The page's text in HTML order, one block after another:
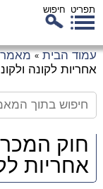
תפריט חיפוש
עמוד הבית »
אחריות לקונה
חוק
אחריות